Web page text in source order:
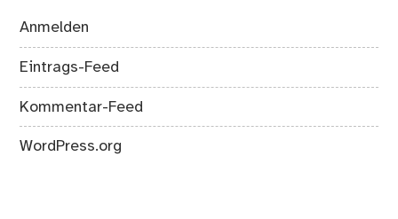
Anmelden
Eintrags-Feed
Kommentar-Feed
WordPress.org